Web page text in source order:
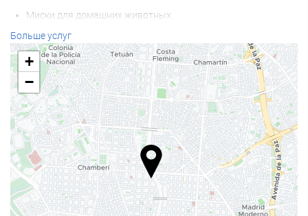
Миски для домашних животных
Кондиционер
Отопление
Лифт
Доступ для лиц с ограниченной подвижностью
Номер для не курящих
Курение на всей территории запрещено
Зона для курения
Звукоизолированные номера
Больше услуг
+
−